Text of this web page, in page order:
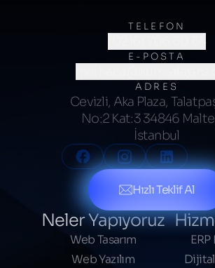
TELEFON
(0216) 706 60 64
E-POSTA
ADRES
Cevizli, Aka Plaza,
No:2 Kat:3 34846
İstanbul
Hızlı Teklif Al
Neler Yapıyoruz
Web Tasarım
Web Yazılım